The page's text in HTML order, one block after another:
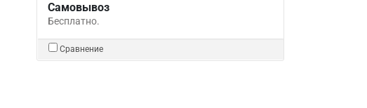
Самовывоз
Бесплатно.
Сравнение